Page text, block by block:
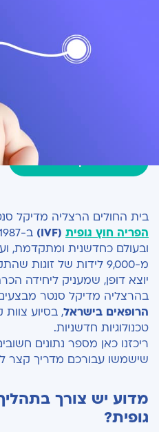
החזרת הביציות המופרות
מעקב והגברת הסיכוי להריון
שלא הצליחו להרות
טיפולים אלו
רצופה של ניסיונות, אז
מהן הסיבות לחוסר
ולרוב רק לאחר
מסכמים בני הזוג על
הפוריות היעילים
בית החולים הרצליה מדיקל
הפריה חוץ גופית (IVF)
ובעולם כחדשנית ומתקדמת,
מ-9,000 לידות של
יוצא דופן, שמעניק ליחידה
בהרצליה מדיקל סנטר
הרופאים בישראל, בסיוע
טכנולוגיות חדשניות.
ריכזנו כאן מספר נתונים
שישמשו עבורכם מדריך קצר
מדוע יש צורך
גופית?